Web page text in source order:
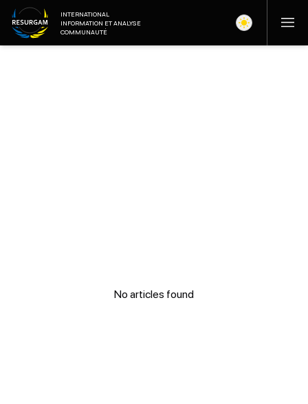
INTERNATIONAL
INFORMATION ET ANALYSE
COMMUNAUTÉ
No articles found